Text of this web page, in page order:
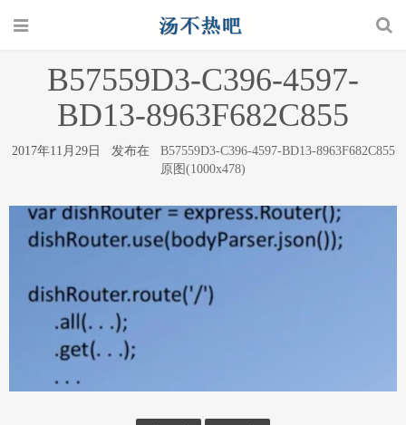
B57559D3-C396-4597-
BD13-8963F682C855
2017年11月29日 发布在 B57559D3-C396-4597-BD13-8963F682C855
原图(1000x478)